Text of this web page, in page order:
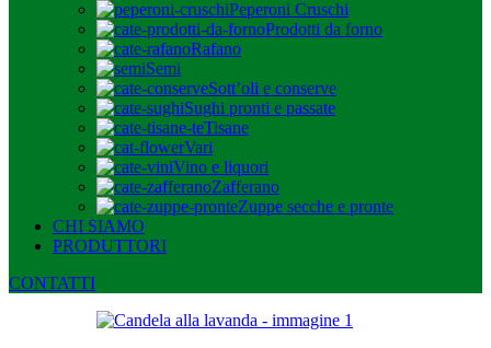
Peperoni Cruschi
Prodotti da forno
Rafano
Semi
Sott’oli e conserve
Sughi pronti e passate
Tisane
Vari
Vino e liquori
Zafferano
Zuppe secche e pronte
CHI SIAMO
PRODUTTORI
CONTATTI